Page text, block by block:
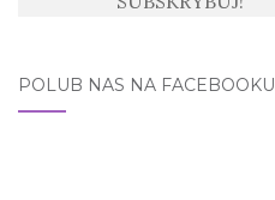
POLUB NAS NA FACEBOOKU